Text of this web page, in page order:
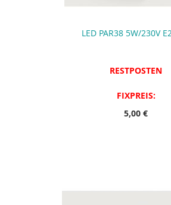
LED PAR38 5W/230V
RESTPOSTEN
FIXPREIS:
5,00 €